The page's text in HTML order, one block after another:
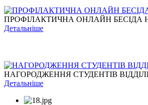
ПРОФІЛАКТИЧНА ОНЛАЙН БЕСІДА
Детальніше
НАГОРОДЖЕННЯ СТУДЕНТІВ
Детальніше